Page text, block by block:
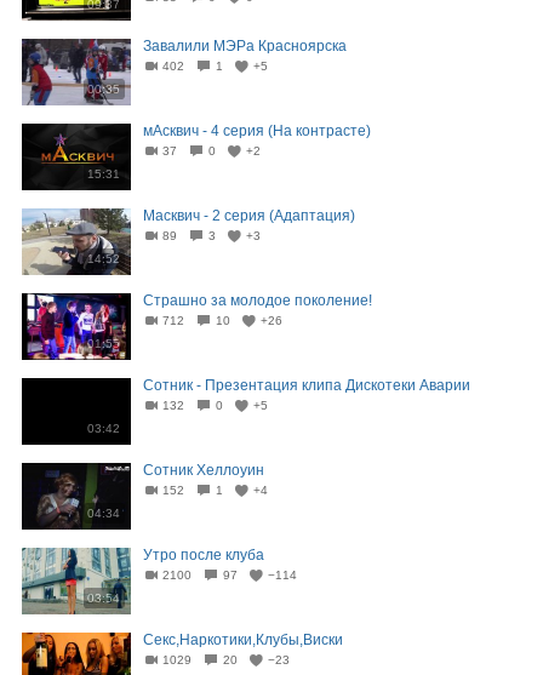
09:37
00:35
Завалили МЭРа Красноярска
402 1 +5
15:31
мАсквич - 4 серия (На контрасте)
37 0 +2
14:52
Масквич - 2 серия (Адаптация)
89 3 +3
01:55
Страшно за молодое поколение!
712 10 +26
03:42
Сотник - Презентация клипа Дискотеки Аварии
132 0 +5
04:34
Сотник Хеллоуин
152 1 +4
03:54
Утро после клуба
2100 97 −114
Секс,Наркотики,Клубы,Виски
1029 20 −23